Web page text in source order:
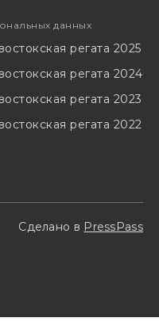
данных
регата 2025
регата 2024
регата 2023
регата 2022
Сделано в PressPass